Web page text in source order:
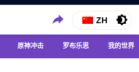
戏新闻获取最新的游戏新闻
ZH
原神冲击 罗布乐思 我的世界